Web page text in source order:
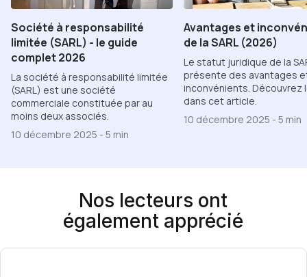
Société à responsabilité
limitée (SARL) - le guide
complet 2026
La société à responsabilité limitée
(SARL) est une société
commerciale constituée par au
moins deux associés.
10 décembre 2025 - 5 min
Avantages et
de la SARL (2026)
Le statut juridique de la
présente des avantages
inconvénients. Découvrez
dans cet article.
10 décembre 2025 - 5 min
Nos lecteurs ont
également apprécié